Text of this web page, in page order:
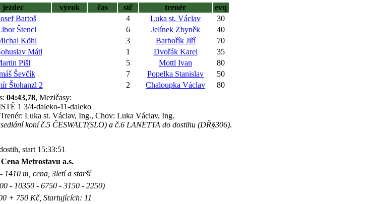
jezdec výrok čas stč trenér
evq
Bartoš 4 Luka st. Václav
30
Štencl 6 Jelínek Zbyněk
40
Köhl 3 Barbořík Jiří
70
Mátl 1 Dvořák Karel
35
Pišl 5 Mottl Ivan
80
Ševčík 7 Popelka Stanislav
50
Štohanzl 2 2 Chaloupka Václav
80
04:43,78, Mezičasy:
1 3/4-daleko-11-daleko
Luka st. Václav, Ing., Chov: Luka Václav, Ing.
koní č.5 ČESWALT(SLO) a č.6 LANETTA do dostihu (DŘ§306).
start 15:33:51
Cena Metrostavu a.s.
1410 m, cena, 3letí a starší
- 10350 - 6750 - 3150 - 2250)
+ 750 Kč, Startujících: 11